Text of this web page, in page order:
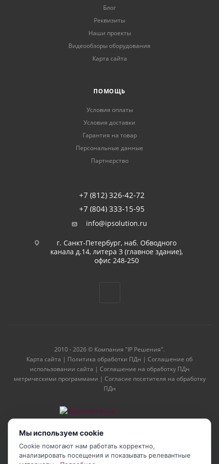
Блог
Реквизиты
Наши проекты
Видеообзоры оборудования
Карта сайта
ПОМОЩЬ
Условия оплаты
Условия доставки
Гарантия на товар
Персональные данные
Партнерство
+7 (812) 326-42-72
+7 (804) 333-15-95
info@ipsolution.ru
г. Санкт-Петербург, наб. Обводного
канала д.14, литера З (главное здание),
офис 248-250
2010 - 2026 © Компания "IP Решения".
Карта сайта | Политика обработки ПДн | Соглашение об
использовании сайта | Соглашение на обработку ПДн
метрическими программами | Согласие посетителя на обработку
ПДн
Мы используем cookie
Cookie помогают нам работать корректно,
анализировать посещения и показывать релевантные